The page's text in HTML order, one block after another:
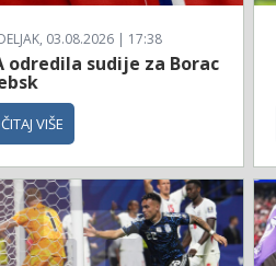
03.08.2026 | 17:38
odredila sudije za Borac
VIŠE